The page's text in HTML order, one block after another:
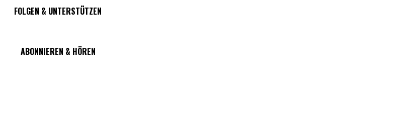
FOLGEN & UNTERSTÜTZEN
ABONNIEREN & HÖREN